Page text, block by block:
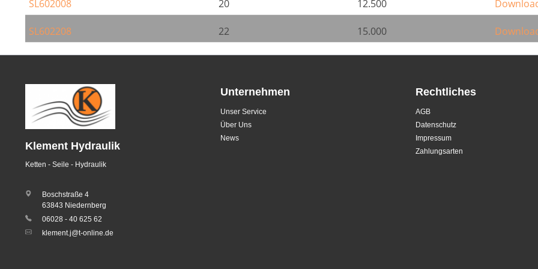
SL602008 20 12.500
SL602208 22 15.000
Klement Hydraulik
Ketten - Seile - Hydraulik
Boschstraße 4
63843 Niedernberg
06028 - 40 625 62
klement.j@t-online.de
Unternehmen
Unser Service
Über Uns
News
Rechtliches
AGB
Datenschutz
Impressum
Zahlungsarten